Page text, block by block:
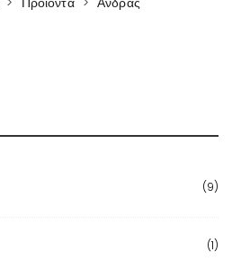
(9)
(1)